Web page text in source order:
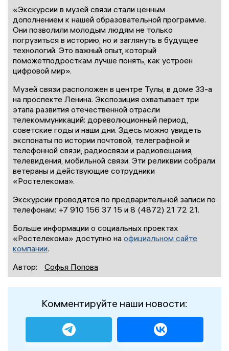
«Экскурсии в музей связи стали ценным
дополнением к нашей образовательной программе.
Они позволили молодым людям не только
погрузиться в историю, но и заглянуть в будущее
технологий. Это важный опыт, который
поможетподросткам лучше понять, как устроен
цифровой мир».
Музей связи расположен в центре Тулы, в доме 33-а
на проспекте Ленина. Экспозиция охватывает три
этапа развития отечественной отрасли
телекоммуникаций: дореволюционный период,
советские годы и наши дни. Здесь можно увидеть
экспонаты по истории почтовой, телеграфной и
телефонной связи, радиосвязи и радиовещания,
телевидения, мобильной связи. Эти реликвии собрали
ветераны и действующие сотрудники
«Ростелекома».
Экскурсии проводятся по предварительной записи по
телефонам: +7 910 156 37 15 и 8 (4872) 21 72 21.
Больше информации о социальных проектах
«Ростелекома» доступно на официальном сайте
компании.
Автор:
Софья Попова
Комментируйте наши новости: